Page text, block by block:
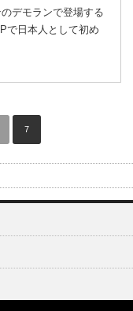
デモランで登場する
で日本人として初め
7